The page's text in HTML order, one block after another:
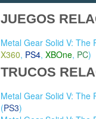
JUEGOS
Metal Gear Solid V: The
X360, PS4, XBOne, PC)
TRUCOS
Metal Gear Solid V: The
(PS3)